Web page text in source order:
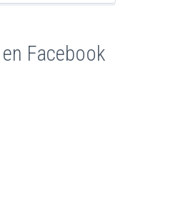
Facebook